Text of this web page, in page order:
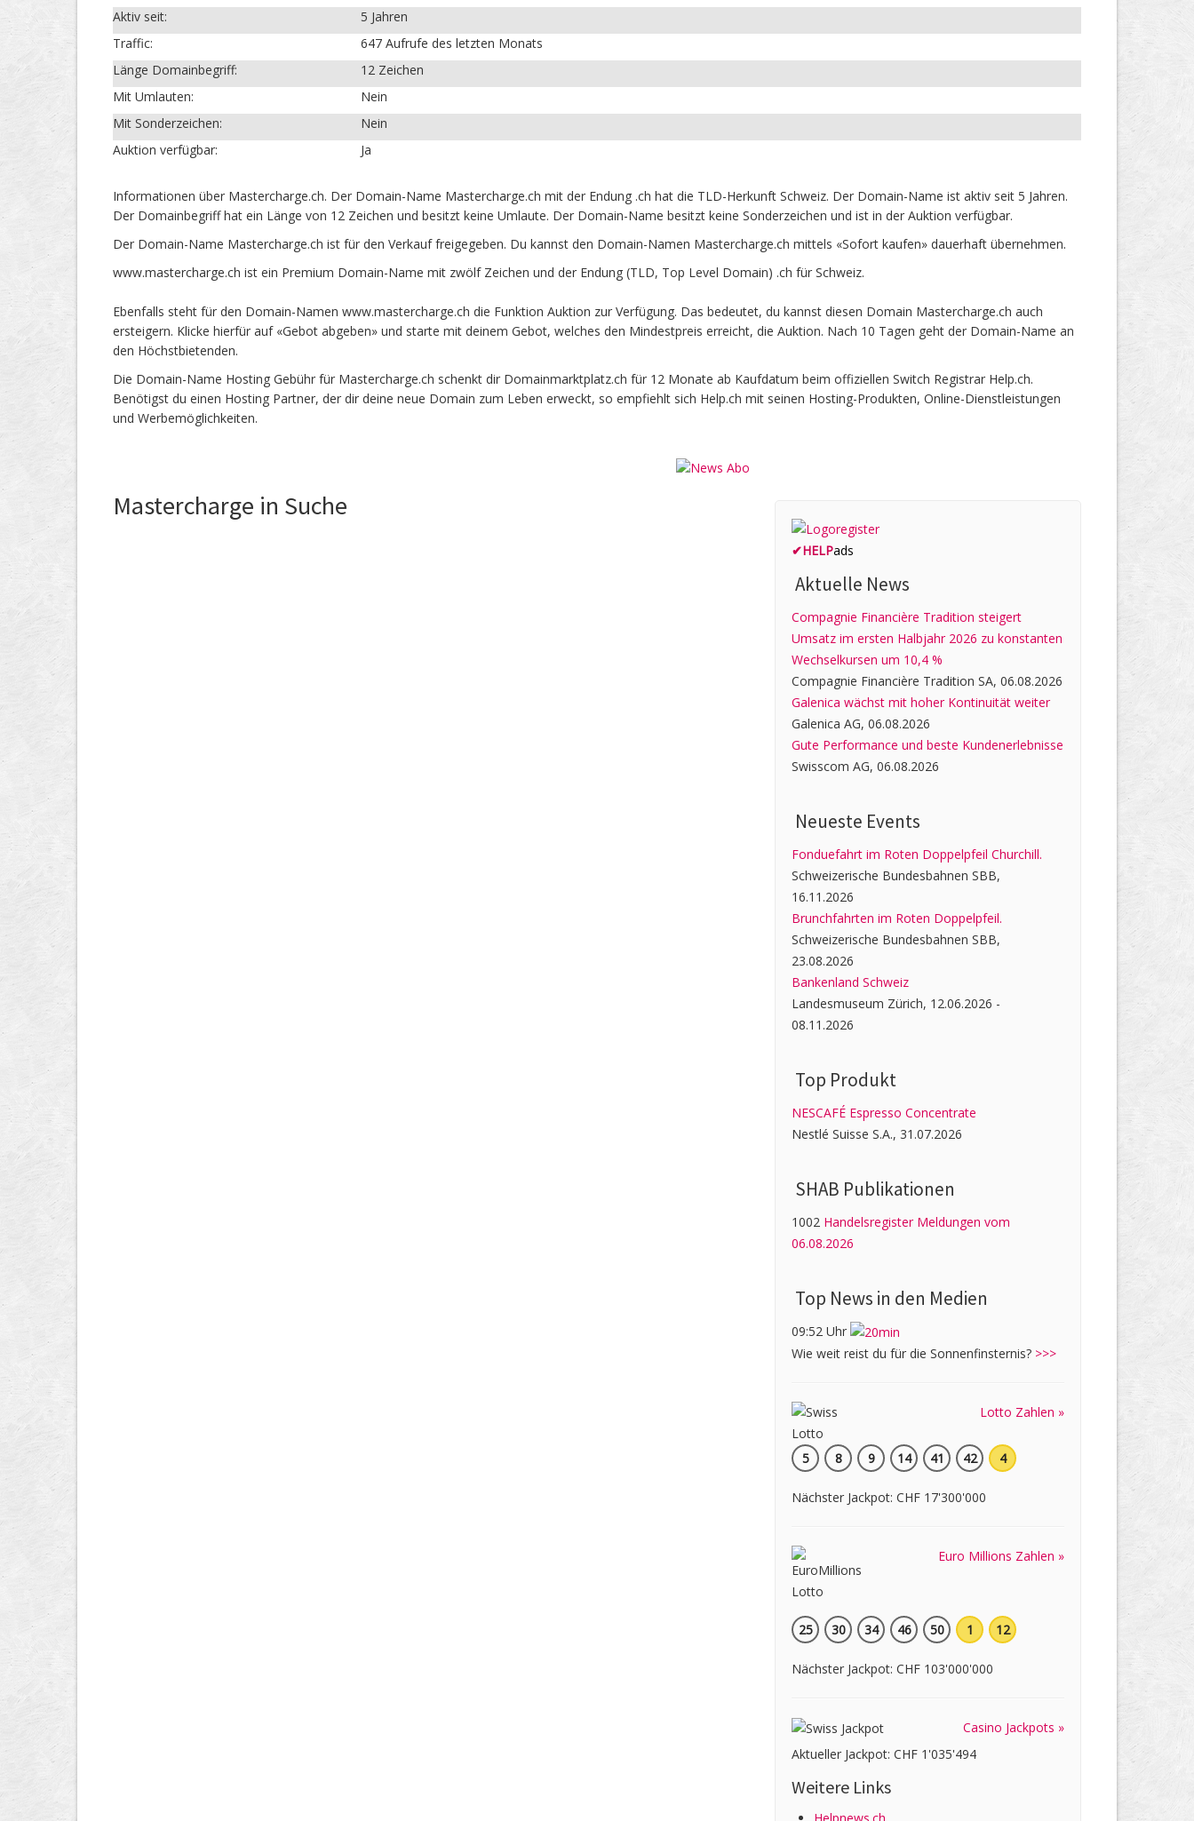
Aktiv seit:
5 Jahren
Traffic:
647 Aufrufe des letzten Monats
Länge Domainbegriff:
12 Zeichen
Mit Umlauten:
Nein
Mit Sonderzeichen:
Nein
Auktion verfügbar:
Ja
Informationen über Mastercharge.ch. Der Domain-Name Mastercharge.ch mit der Endung .ch hat die TLD-Herkunft Schweiz. Der Domain-Name ist aktiv seit 5 Jahren.
Der Domainbegriff hat ein Länge von 12 Zeichen und besitzt keine Umlaute. Der Domain-Name besitzt keine Sonderzeichen und ist in der Auktion verfügbar.
Der Domain-Name Mastercharge.ch ist für den Verkauf freigegeben. Du kannst den Domain-Namen Mastercharge.ch mittels «Sofort kaufen» dauerhaft übernehmen.
www.mastercharge.ch ist ein Premium Domain-Name mit zwölf Zeichen und der Endung (TLD, Top Level Domain) .ch für Schweiz.
Ebenfalls steht für den Domain-Namen www.mastercharge.ch die Funktion Auktion zur Verfügung. Das bedeutet, du kannst diesen Domain Mastercharge.ch auch
ersteigern. Klicke hierfür auf «Gebot abgeben» und starte mit deinem Gebot, welches den Mindestpreis erreicht, die Auktion. Nach 10 Tagen geht der Domain-Name an
den Höchstbietenden.
Die Domain-Name Hosting Gebühr für Mastercharge.ch schenkt dir Domainmarktplatz.ch für 12 Monate ab Kaufdatum beim offiziellen Switch Registrar Help.ch.
Benötigst du einen Hosting Partner, der dir deine neue Domain zum Leben erweckt, so empfiehlt sich Help.ch mit seinen Hosting-Produkten, Online-Dienstleistungen
und Werbemöglichkeiten.
Mastercharge in Suche
✔HELPads
Aktuelle News
Compagnie Financière Tradition steigert
Umsatz im ersten Halbjahr 2026 zu konstanten
Wechselkursen um 10,4 %
Compagnie Financière Tradition SA, 06.08.2026
Galenica wächst mit hoher Kontinuität weiter
Galenica AG, 06.08.2026
Gute Performance und beste Kundenerlebnisse
Swisscom AG, 06.08.2026
Neueste Events
Fonduefahrt im Roten Doppelpfeil Churchill.
Schweizerische Bundesbahnen SBB,
16.11.2026
Brunchfahrten im Roten Doppelpfeil.
Schweizerische Bundesbahnen SBB,
23.08.2026
Bankenland Schweiz
Landesmuseum Zürich, 12.06.2026 -
08.11.2026
Top Produkt
NESCAFÉ Espresso Concentrate
Nestlé Suisse S.A., 31.07.2026
SHAB Publi­kati­onen
1002 Handelsregister Meldungen vom
06.08.2026
Top News in den Medien
09:52 Uhr
Wie weit reist du für die Sonnenfinsternis? >>>
Lotto Zahlen »
5 8 9 14 41 42 4
Nächster Jackpot: CHF 17'300'000
Euro Millions Zahlen »
25 30 34 46 50 1 12
Nächster Jackpot: CHF 103'000'000
Casino Jackpots »
Aktueller Jackpot: CHF 1'035'494
Weitere Links